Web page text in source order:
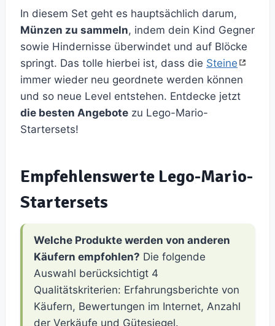
In diesem Set geht es hauptsächlich darum,
Münzen zu sammeln, indem dein Kind Gegner
sowie Hindernisse überwindet und auf Blöcke
springt. Das tolle hierbei ist, dass die Steine
immer wieder neu geordnete werden können
und so neue Level entstehen. Entdecke jetzt
die besten Angebote zu Lego-Mario-
Startersets!
Empfehlenswerte Lego-Mario-
Startersets
Welche Produkte werden von anderen
Käufern empfohlen? Die folgende
Auswahl berücksichtigt 4
Qualitätskriterien: Erfahrungsberichte von
Käufern, Bewertungen im Internet, Anzahl
der Verkäufe und Gütesiegel.